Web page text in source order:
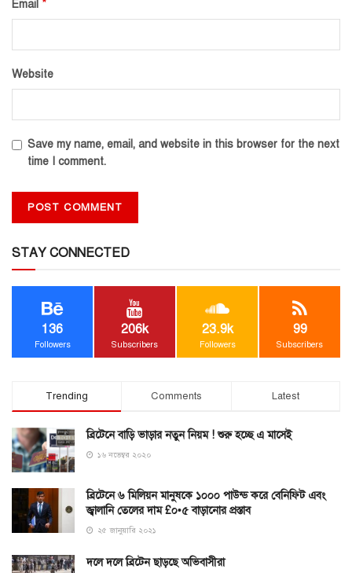
Email *
Website
Save my name, email, and website in this browser for the next
time I comment.
STAY CONNECTED
136
Followers
206k
Subscribers
23.9k
Followers
99
Subscribers
Trending Comments Latest
ব্রিটেনে বাড়ি ভাড়ার নতুন নিয়ম ! শুরু হচ্ছে এ মাসেই
১৬ নভেম্বর ২০২০
ব্রিটেনে ৬ মিলিয়ন মানুষকে ১০০০ পাউন্ড করে বেনিফিট এবং
জ্বালানি তেলের দাম £০•৫ বাড়ানোর প্রস্তাব
২৫ জানুয়ারি ২০২১
দলে দলে ব্রিটেন ছাড়ছে অভিবাসীরা